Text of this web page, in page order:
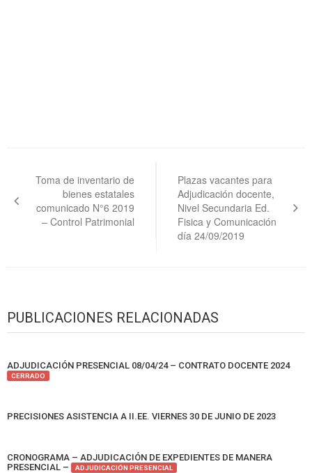
entradas
Toma de inventario de
bienes estatales
comunicado N°6 2019
– Control Patrimonial
Plazas vacantes para
Adjudicación docente,
Nivel Secundaria Ed.
Fisica y Comunicación
día 24/09/2019
PUBLICACIONES RELACIONADAS
ADJUDICACIÓN PRESENCIAL 08/04/24 – CONTRATO DOCENTE 2024
CERRADO
PRECISIONES ASISTENCIA A II.EE. VIERNES 30 DE JUNIO DE 2023
CRONOGRAMA – ADJUDICACIÓN DE EXPEDIENTES DE MANERA
PRESENCIAL –
ADJUDICACIÓN PRESENCIAL